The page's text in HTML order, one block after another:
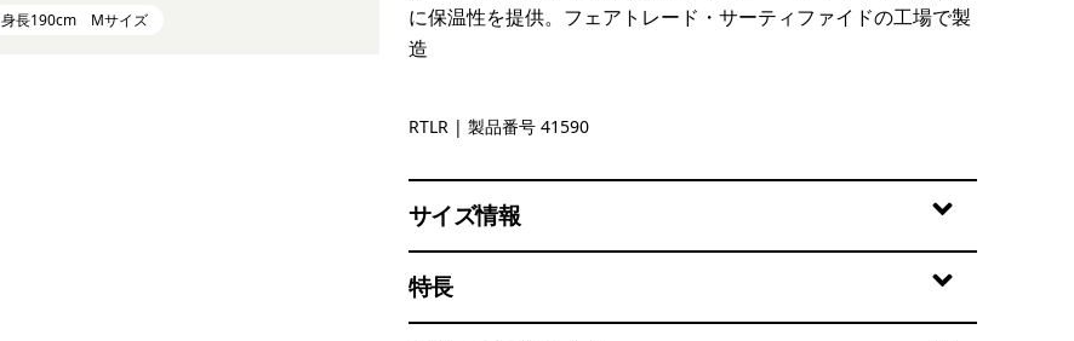
身長190cm Mサイズ
に保温性を提供。フェアトレード・サーティファイドの工場で製
造
Redtail Rust
RTLR | 製品番号 41590
サイズ情報
特長